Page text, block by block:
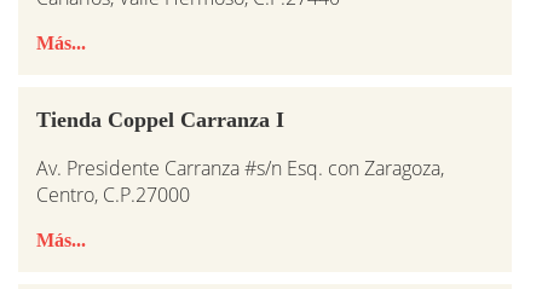
Más...
Tienda Coppel Carranza I
Av. Presidente Carranza #s/n Esq. con Zaragoza,
Centro, C.P.27000
Más...